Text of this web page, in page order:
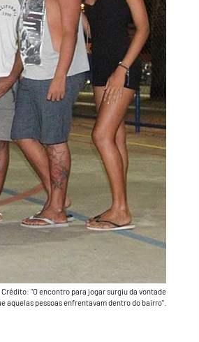
Crédito: "O encontro para jogar surgiu da vontade
aquelas pessoas enfrentavam dentro do bairro".